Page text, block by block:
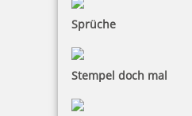
Sprüche
Stempel doch mal